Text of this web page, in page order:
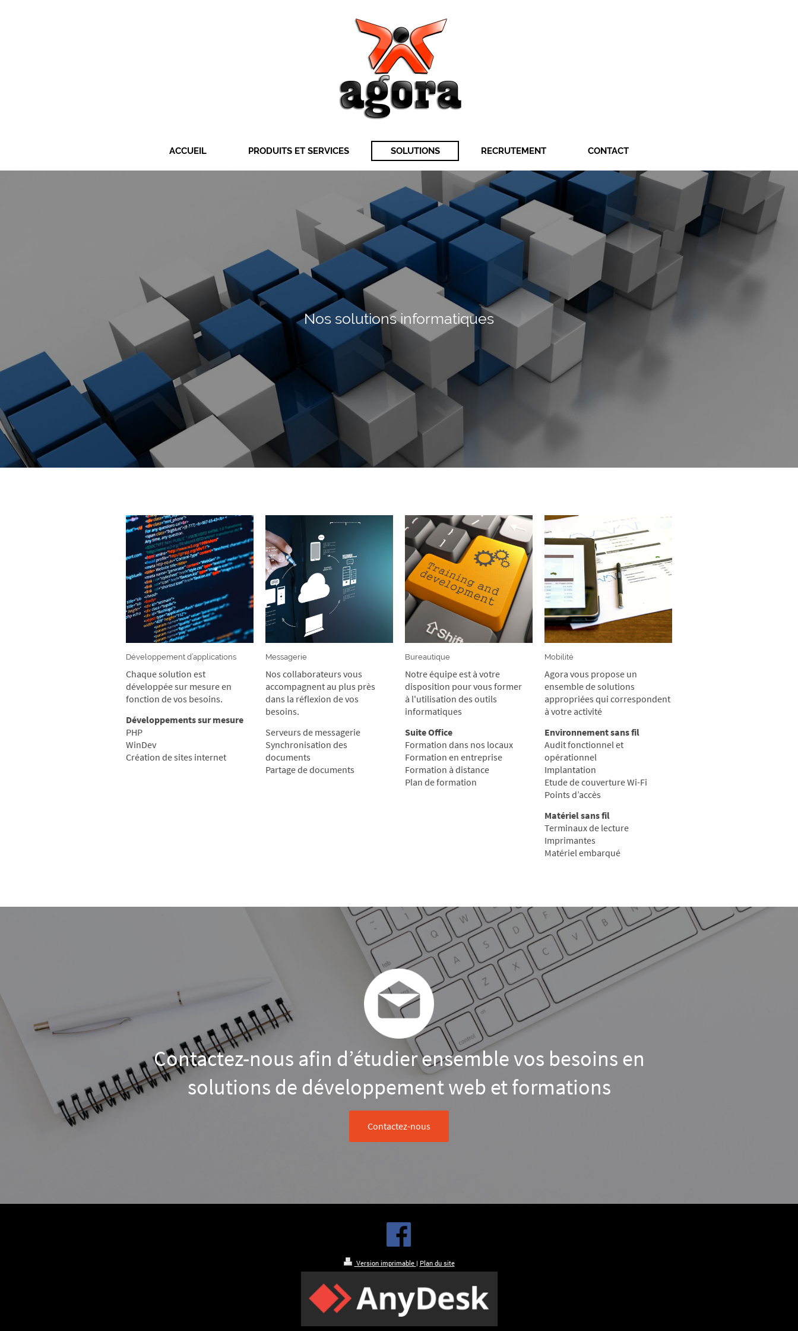
ACCUEIL PRODUITS ET SERVICES SOLUTIONS RECRUTEMENT CONTACT
Nos solutions informatiques
Développement d’applications
Chaque solution est
développée sur mesure en
fonction de vos besoins.
Développements sur mesure
PHP
WinDev
Création de sites internet
Messagerie
Nos collaborateurs vous
accompagnent au plus près
dans la réflexion de vos
besoins.
Serveurs de messagerie
Synchronisation des
documents
Partage de documents
Bureautique
Notre équipe est à votre
disposition pour vous former
à l'utilisation des outils
informatiques
Suite Office
Formation dans nos locaux
Formation en entreprise
Formation à distance
Plan de formation
Mobilité
Agora vous propose un
ensemble de solutions
appropriées qui correspondent
à votre activité
Environnement sans fil
Audit fonctionnel et
opérationnel
Implantation
Etude de couverture Wi-Fi
Points d’accès
Matériel sans fil
Terminaux de lecture
Imprimantes
Matériel embarqué
Contactez-nous afin d’étudier ensemble vos besoins en
solutions de développement web et formations
Contactez-nous
Version imprimable | Plan du site